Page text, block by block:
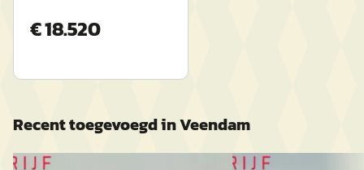
€ 18.520
Recent toegevoegd inVeendam
NIEUW
NIEUW